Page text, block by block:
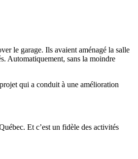
le garage. Ils avaient aménagé la salle
Automatiquement, sans la moindre
qui a conduit à une amélioration
Et c’est un fidèle des activités